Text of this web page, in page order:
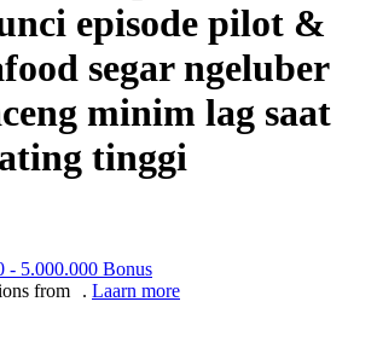
episode pilot &
segar ngeluber
minim lag saat
tinggi
- 5.000.000 Bonus
from
. Laarn more